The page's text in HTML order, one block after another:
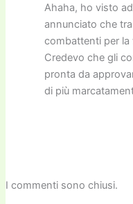
Ahaha, ho visto
annunciato che
combattenti per la
Credevo che gli
pronta da
di più
I commenti sono chiusi.